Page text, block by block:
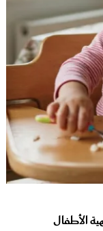
الأطفال